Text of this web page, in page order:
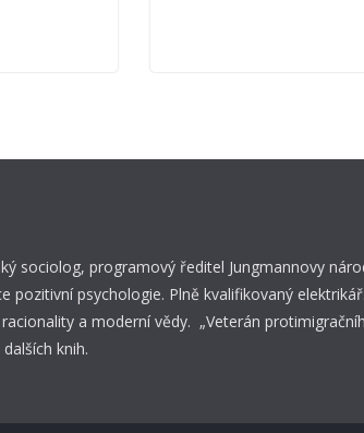
sociolog, programový ředitel Jungmannovy
pozitivní psychologie. Plně kvalifikovaný
a moderní vědy. „Veterán
dalších knih.